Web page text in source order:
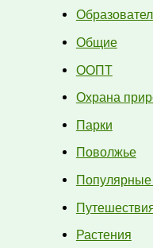
Общие
ООПТ
Охрана
Парки
Поволжье
Растения